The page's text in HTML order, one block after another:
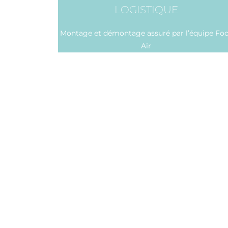
LOGISTIQUE
Montage et démontage assuré par l’équipe
Air